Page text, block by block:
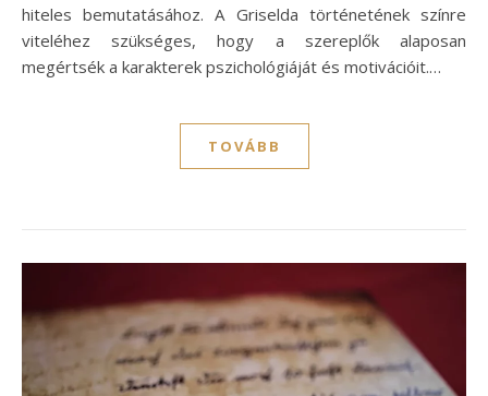
hiteles bemutatásához. A Griselda történetének színre
viteléhez szükséges, hogy a szereplők alaposan
megértsék a karakterek pszichológiáját és motivációit.…
TOVÁBB